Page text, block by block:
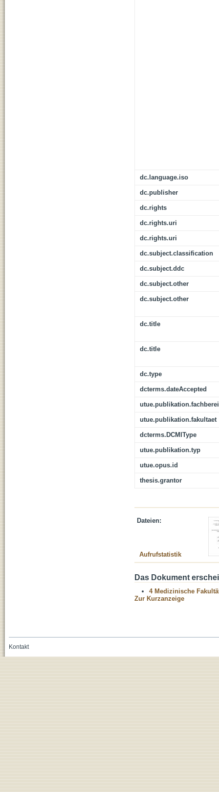
dc.language.iso
dc.publisher
dc.rights
dc.rights.uri
dc.rights.uri
dc.subject.classification
dc.subject.ddc
dc.subject.other
dc.subject.other
dc.title
dc.title
dc.type
dcterms.dateAccepted
utue.publikation.fakultaet
dcterms.DCMIType
utue.publikation.typ
utue.opus.id
thesis.grantor
Dateien:
Aufrufstatistik
Das Dokument
4 Medizinische
Zur Kurzanzeige
Kontakt